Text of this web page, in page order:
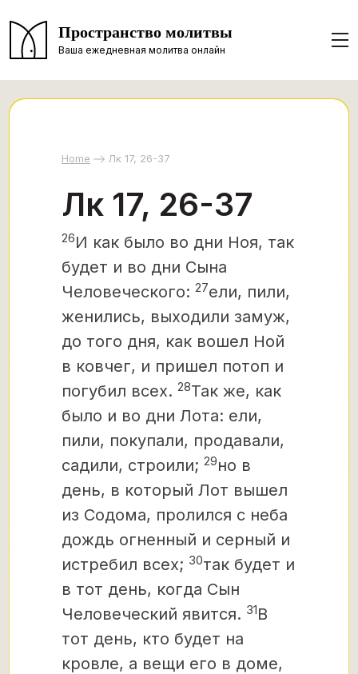
Пространство молитвы
Ваша ежедневная молитва онлайн
Home Лк 17, 26-37
Лк 17, 26-37
26И как было во дни Ноя, так
будет и во дни Сына
Человеческого: 27ели, пили,
женились, выходили замуж,
до того дня, как вошел Ной
в ковчег, и пришел потоп и
погубил всех. 28Так же, как
было и во дни Лота: ели,
пили, покупали, продавали,
садили, строили; 29но в
день, в который Лот вышел
из Содома, пролился с неба
дождь огненный и серный и
истребил всех; 30так будет и
в тот день, когда Сын
Человеческий явится. 31В
тот день, кто будет на
кровле, а вещи его в доме,